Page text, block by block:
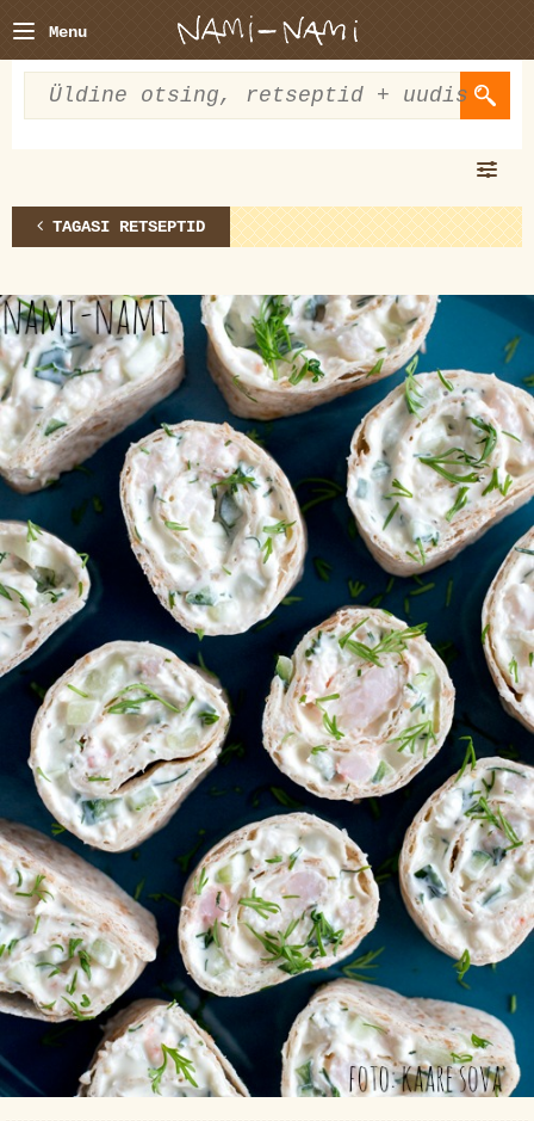
Menu
TAGASI RETSEPTID